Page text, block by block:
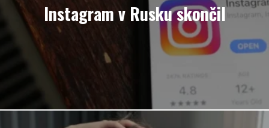
Instagram v Rusku skončil